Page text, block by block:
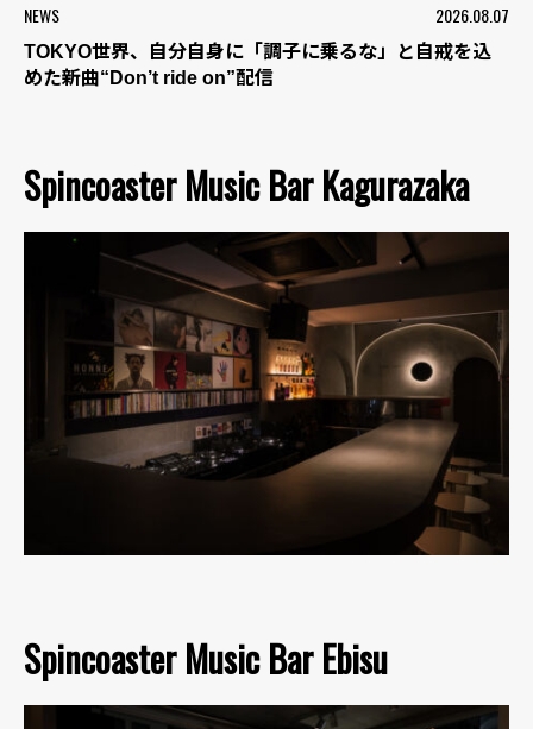
NEWS 2026.08.07
TOKYO世界、自分自身に「調子に乗るな」と自戒を込
めた新曲“Don’t ride on”配信
Spincoaster Music Bar Kagurazaka
Spincoaster Music Bar Ebisu